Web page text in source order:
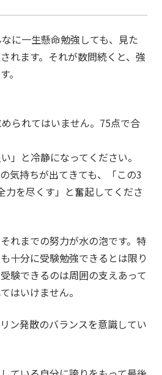
に一生懸命勉強しても、見た
れます。それが数問続くと、強
。
られてはいません。75点で合
」と冷静になってください。
気持ちが出てきても、「この3
力を尽くす」と奮起してくださ
れまでの努力が水の泡です。特
十分に受験勉強できるとは限り
験できるのは周囲の支えあって
はいけません。
ン発散のバランスを意識してい